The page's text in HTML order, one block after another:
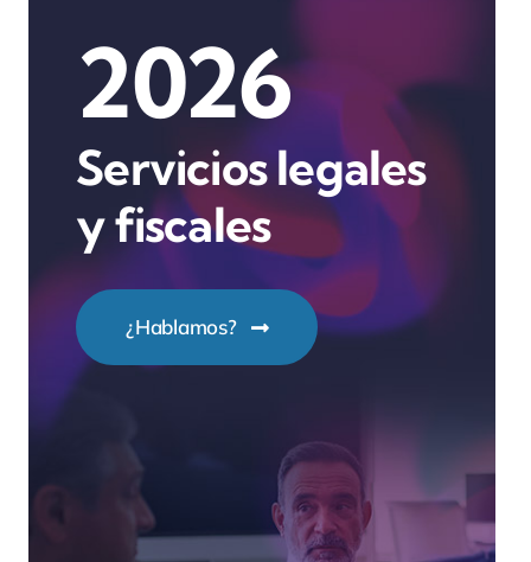
2026
Servicios legales
y fiscales
¿Hablamos?